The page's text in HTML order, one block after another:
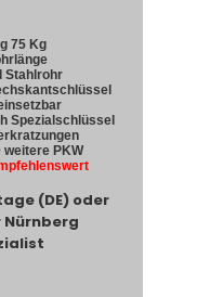
75 Kg
Stahlrohr
Spezialschlüssel
weitere PKW
(DE) oder
Nürnberg